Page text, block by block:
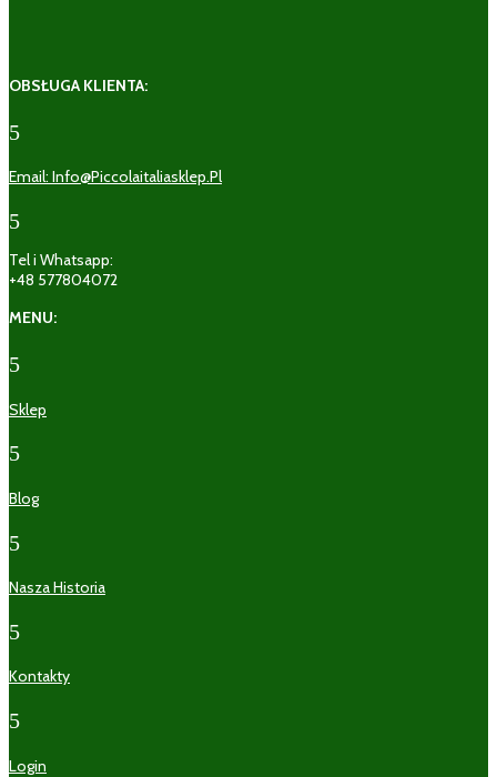
OBSŁUGA KLIENTA:
5
Email: Info@piccolaitaliasklep.pl
5
Tel i Whatsapp:
+48 577804072
MENU:
5
Sklep
5
Blog
5
Nasza Historia
5
Kontakty
5
Login